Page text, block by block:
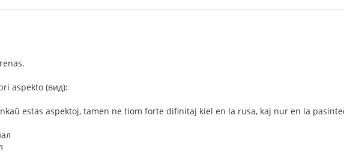
aspekto (вид):
estas aspektoj, tamen ne tiom forte difinitaj kiel en la rusa, kaj nur en la